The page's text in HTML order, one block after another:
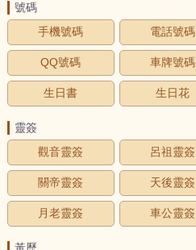
號碼
手機號碼
電話號碼
QQ號碼 車牌號碼
生日書 生日花
靈簽
觀音靈簽
呂祖靈簽
關帝靈簽 天後靈簽
月老靈簽 車公靈簽